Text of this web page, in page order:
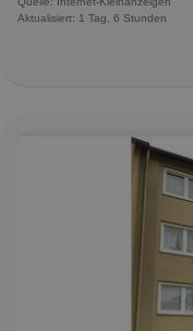
Aktualisiert: 1 Tag, 6 Stunden